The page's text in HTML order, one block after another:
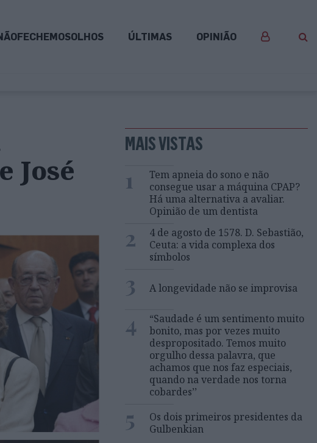
ÚLTIMAS OPINIÃO
José
MAIS VISTAS
1
Tem apneia do sono e não
consegue usar a máquina CPAP?
Há uma alternativa a avaliar.
Opinião de um dentista
2
4 de agosto de 1578. D. Sebastião,
Ceuta: a vida complexa dos
símbolos
3 A longevidade não se improvisa
4
“Saudade é um sentimento muito
bonito, mas por vezes muito
despropositado. Temos muito
orgulho dessa palavra, que
achamos que nos faz especiais,
quando na verdade nos torna
cobardes’’
5
Os dois primeiros presidentes da
Gulbenkian